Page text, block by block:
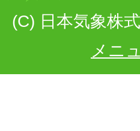
(C) 日本気象株
メニ